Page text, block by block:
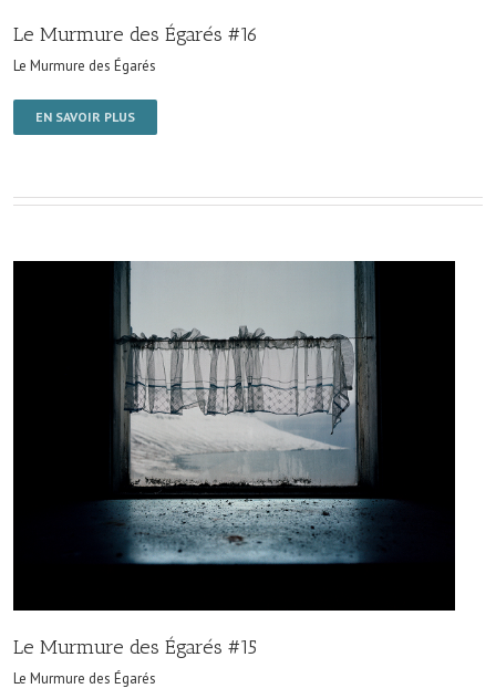
Le Murmure des Égarés #16
Le Murmure des Égarés
EN SAVOIR PLUS
Le Murmure des Égarés #15
Le Murmure des Égarés